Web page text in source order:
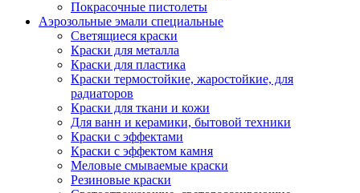
Покрасочные пистолеты
Аэрозольные эмали специальные
Светящиеся краски
Краски для металла
Краски для пластика
Краски термостойкие, жаростойкие, для
радиаторов
Краски для ткани и кожи
Для ванн и керамики, бытовой техники
Краски с эффектами
Краски с эффектом камня
Меловые смываемые краски
Резиновые краски